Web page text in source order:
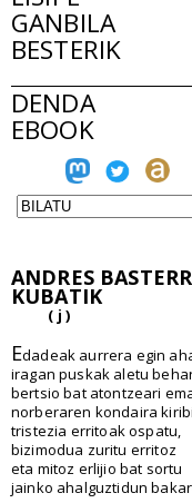
GANBILA
BESTERIK
DENDA
EBOOK
ANDRES
KUBATIK
( j )
Edadeak aurrera egin
iragan puskak aletu
bertsio bat atontzeari
norberaren kondaira
tristezia erritoak ospatu,
bizimodua zuritu erritoz
eta mitoz erlijio bat sortu
jainko ahalguztidun